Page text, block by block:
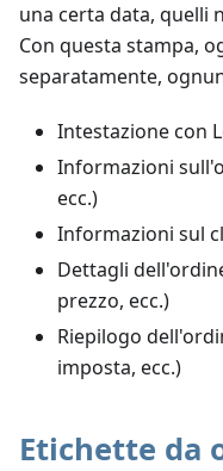
una certa data, quelli
Con questa stampa,
separatamente,
Intestazione con
Informazioni
ecc.)
Informazioni sul
Dettagli
prezzo, ecc.)
Riepilogo
imposta, ecc.)
Etichette da